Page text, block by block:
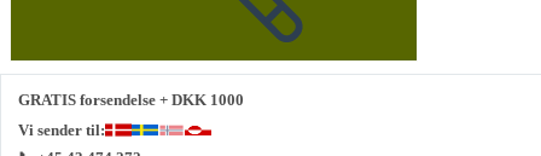
GRATIS forsendelse + DKK 1000
Vi sender til: